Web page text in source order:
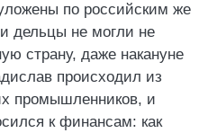
по российским же
дельцы не могли не
страну, даже накануне
происходил из
промышленников, и
к финансам: как